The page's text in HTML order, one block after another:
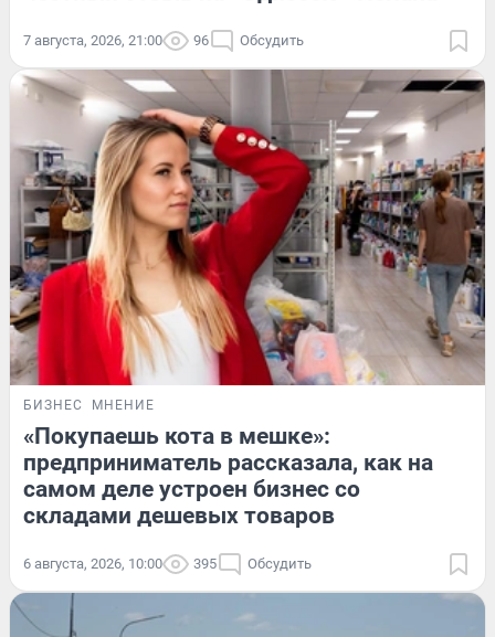
7 августа, 2026, 21:00 96 Обсудить
БИЗНЕС МНЕНИЕ
«Покупаешь кота в мешке»:
предприниматель рассказала, как на
самом деле устроен бизнес со
складами дешевых товаров
6 августа, 2026, 10:00 395 Обсудить